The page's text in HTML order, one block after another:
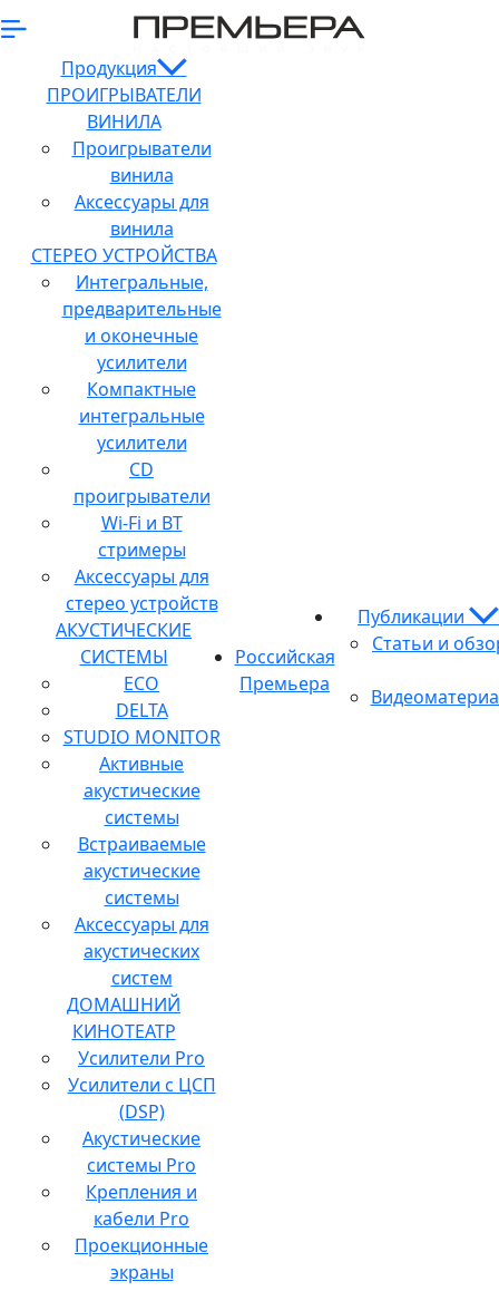
Продукция
ПРОИГРЫВАТЕЛИ
ВИНИЛА
Проигрыватели
винила
Аксессуары для
винила
СТЕРЕО УСТРОЙСТВА
Интегральные,
предварительные
и оконечные
усилители
Компактные
интегральные
усилители
CD
проигрыватели
Wi-Fi и BT
стримеры
Аксессуары для
стерео устройств
АКУСТИЧЕСКИЕ
СИСТЕМЫ
ECO
DELTA
STUDIO MONITOR
Активные
акустические
системы
Встраиваемые
акустические
системы
Аксессуары для
акустических
систем
ДОМАШНИЙ
КИНОТЕАТР
Усилители Pro
Усилители с ЦСП
(DSP)
Акустические
системы Pro
Крепления и
кабели Pro
Проекционные
экраны
Российская
Премьера
Публикации
Статьи и